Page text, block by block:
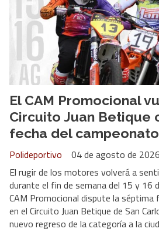
El CAM Promocional
Circuito Juan Betique
fecha del campeonato
Polideportivo
04 de agosto de 2026
El rugir de los motores volverá a
durante el fin de semana del 15 y 16
CAM Promocional dispute la séptima
en el Circuito Juan Betique de San
nuevo regreso de la categoría a la